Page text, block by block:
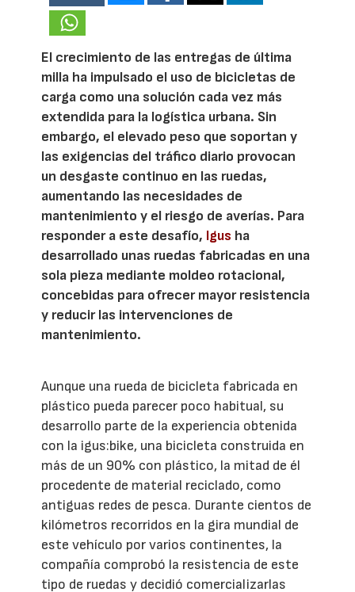
El crecimiento de las entregas de última
milla ha impulsado el uso de bicicletas de
carga como una solución cada vez más
extendida para la logística urbana. Sin
embargo, el elevado peso que soportan y
las exigencias del tráfico diario provocan
un desgaste continuo en las ruedas,
aumentando las necesidades de
mantenimiento y el riesgo de averías. Para
responder a este desafío, Igus ha
desarrollado unas ruedas fabricadas en una
sola pieza mediante moldeo rotacional,
concebidas para ofrecer mayor resistencia
y reducir las intervenciones de
mantenimiento.
Aunque una rueda de bicicleta fabricada en
plástico pueda parecer poco habitual, su
desarrollo parte de la experiencia obtenida
con la igus:bike, una bicicleta construida en
más de un 90% con plástico, la mitad de él
procedente de material reciclado, como
antiguas redes de pesca. Durante cientos de
kilómetros recorridos en la gira mundial de
este vehículo por varios continentes, la
compañía comprobó la resistencia de este
tipo de ruedas y decidió comercializarlas